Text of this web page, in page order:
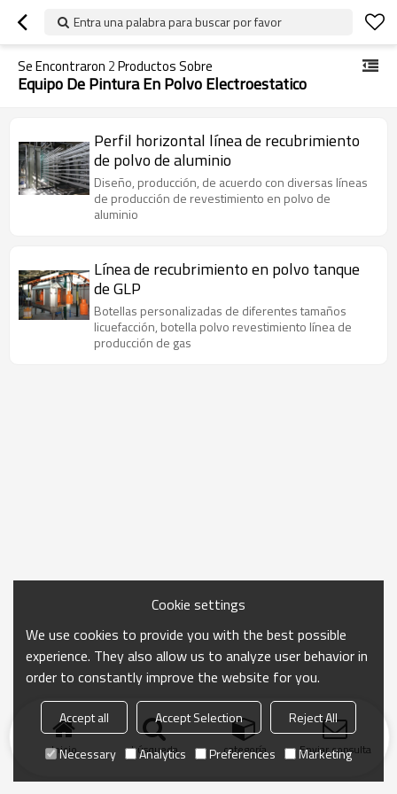
Entra una palabra para buscar por favor
Se Encontraron 2Productos Sobre
Equipo De Pintura En Polvo Electroestatico
Perfil horizontal línea de recubrimiento
de polvo de aluminio
Diseño, producción, de acuerdo con diversas líneas
de producción de revestimiento en polvo de
aluminio
Línea de recubrimiento en polvo tanque
de GLP
Botellas personalizadas de diferentes tamaños
licuefacción, botella polvo revestimiento línea de
producción de gas
Inicio búsqueda categoría Enviar consulta
Cookie settings
We use cookies to provide you with the best possible
experience. They also allow us to analyze user behavior in
order to constantly improve the website for you.
Accept all Accept Selection
Reject All
Necessary
Analytics Preferences Marketing